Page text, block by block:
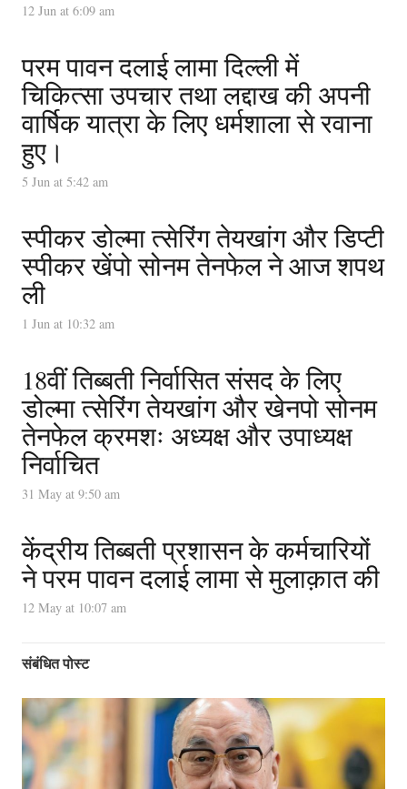
12 Jun at 6:09 am
परम पावन दलाई लामा दिल्ली में
चिकित्सा उपचार तथा लद्दाख की अपनी
वार्षिक यात्रा के लिए धर्मशाला से रवाना
हुए।
5 Jun at 5:42 am
स्पीकर डोल्मा त्सेरिंग तेयखांग और डिप्टी
स्पीकर खेंपो सोनम तेनफेल ने आज शपथ
ली
1 Jun at 10:32 am
18वीं तिब्बती निर्वासित संसद के लिए
डोल्मा त्सेरिंग तेयखांग और खेनपो सोनम
तेनफेल क्रमशः अध्यक्ष और उपाध्यक्ष
निर्वाचित
31 May at 9:50 am
केंद्रीय तिब्बती प्रशासन के कर्मचारियों
ने परम पावन दलाई लामा से मुलाक़ात की
12 May at 10:07 am
संबंधित पोस्ट